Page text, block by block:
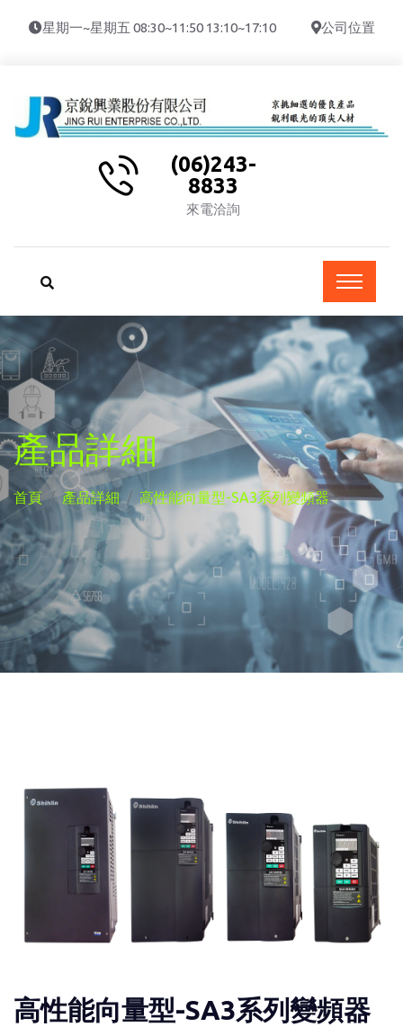
星期一~星期五 08:30~11:50 13:10~17:10 公司位置
(06)243-
8833
來電洽詢
產品詳細
首頁 產品詳細 高性能向量型-SA3系列變頻器
高性能向量型-SA3系列變頻器